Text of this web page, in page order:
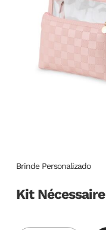
Brinde Personalizado
Kit